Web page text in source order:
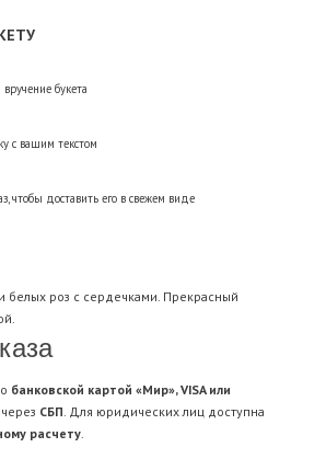
букета
с вашим текстом
чтобы доставить его в свежем виде
белых роз с сердечками. Прекрасный
банковской картой «Мир», VISA или
СБП. Для юридических лиц доступна
расчету.